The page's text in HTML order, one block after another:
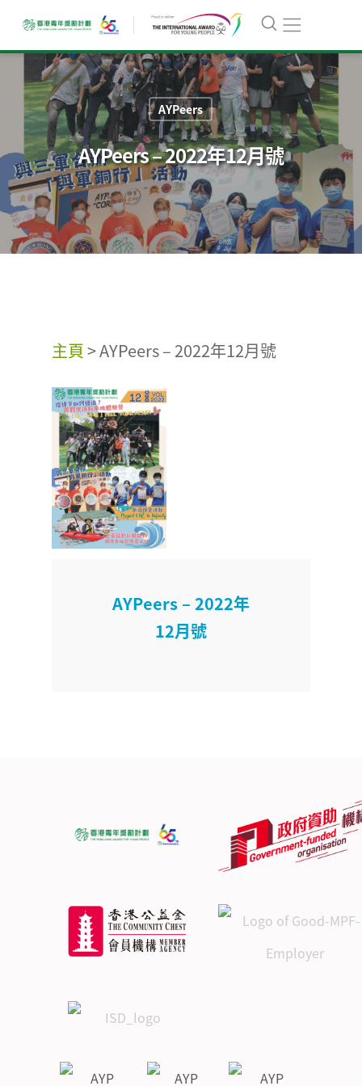
AYPeers
AYPeers – 2022年12月號
主頁>AYPeers – 2022年12月號
AYPeers – 2022年
12月號